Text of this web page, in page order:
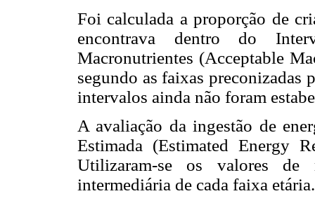
Foi calculada a proporção de
encontrava dentro do
Macronutrientes (Acceptable
segundo as faixas preconizadas
intervalos ainda não foram
A avaliação da ingestão de
Estimada (Estimated Energy
Utilizaram-se os valores de
intermediária de cada faixa etária.